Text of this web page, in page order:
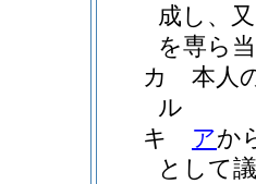
成し、
を専ら
カ
本人
ル
キ
アか
として